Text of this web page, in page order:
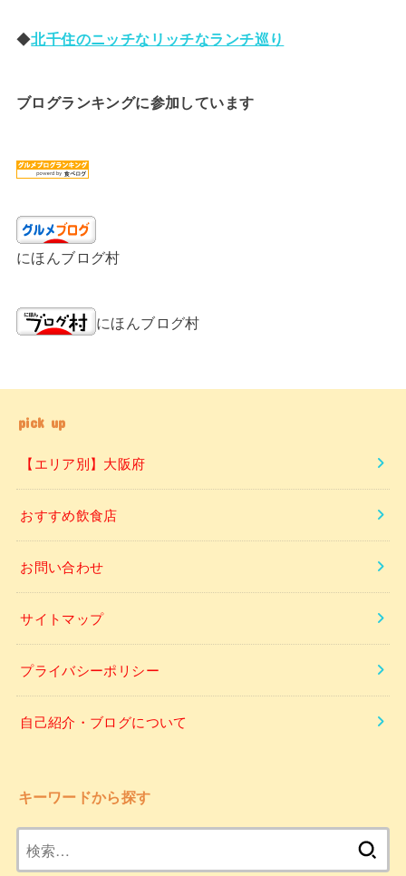
◆北千住のニッチなリッチなランチ巡り
ブログランキングに参加しています
にほんブログ村
にほんブログ村
pick up
【エリア別】大阪府
おすすめ飲食店
お問い合わせ
サイトマップ
プライバシーポリシー
自己紹介・ブログについて
キーワードから探す